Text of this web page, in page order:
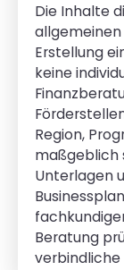
Die Inhalte
Erstellung
keine
Region,
maßgeblich
Unterlagen
Beratung